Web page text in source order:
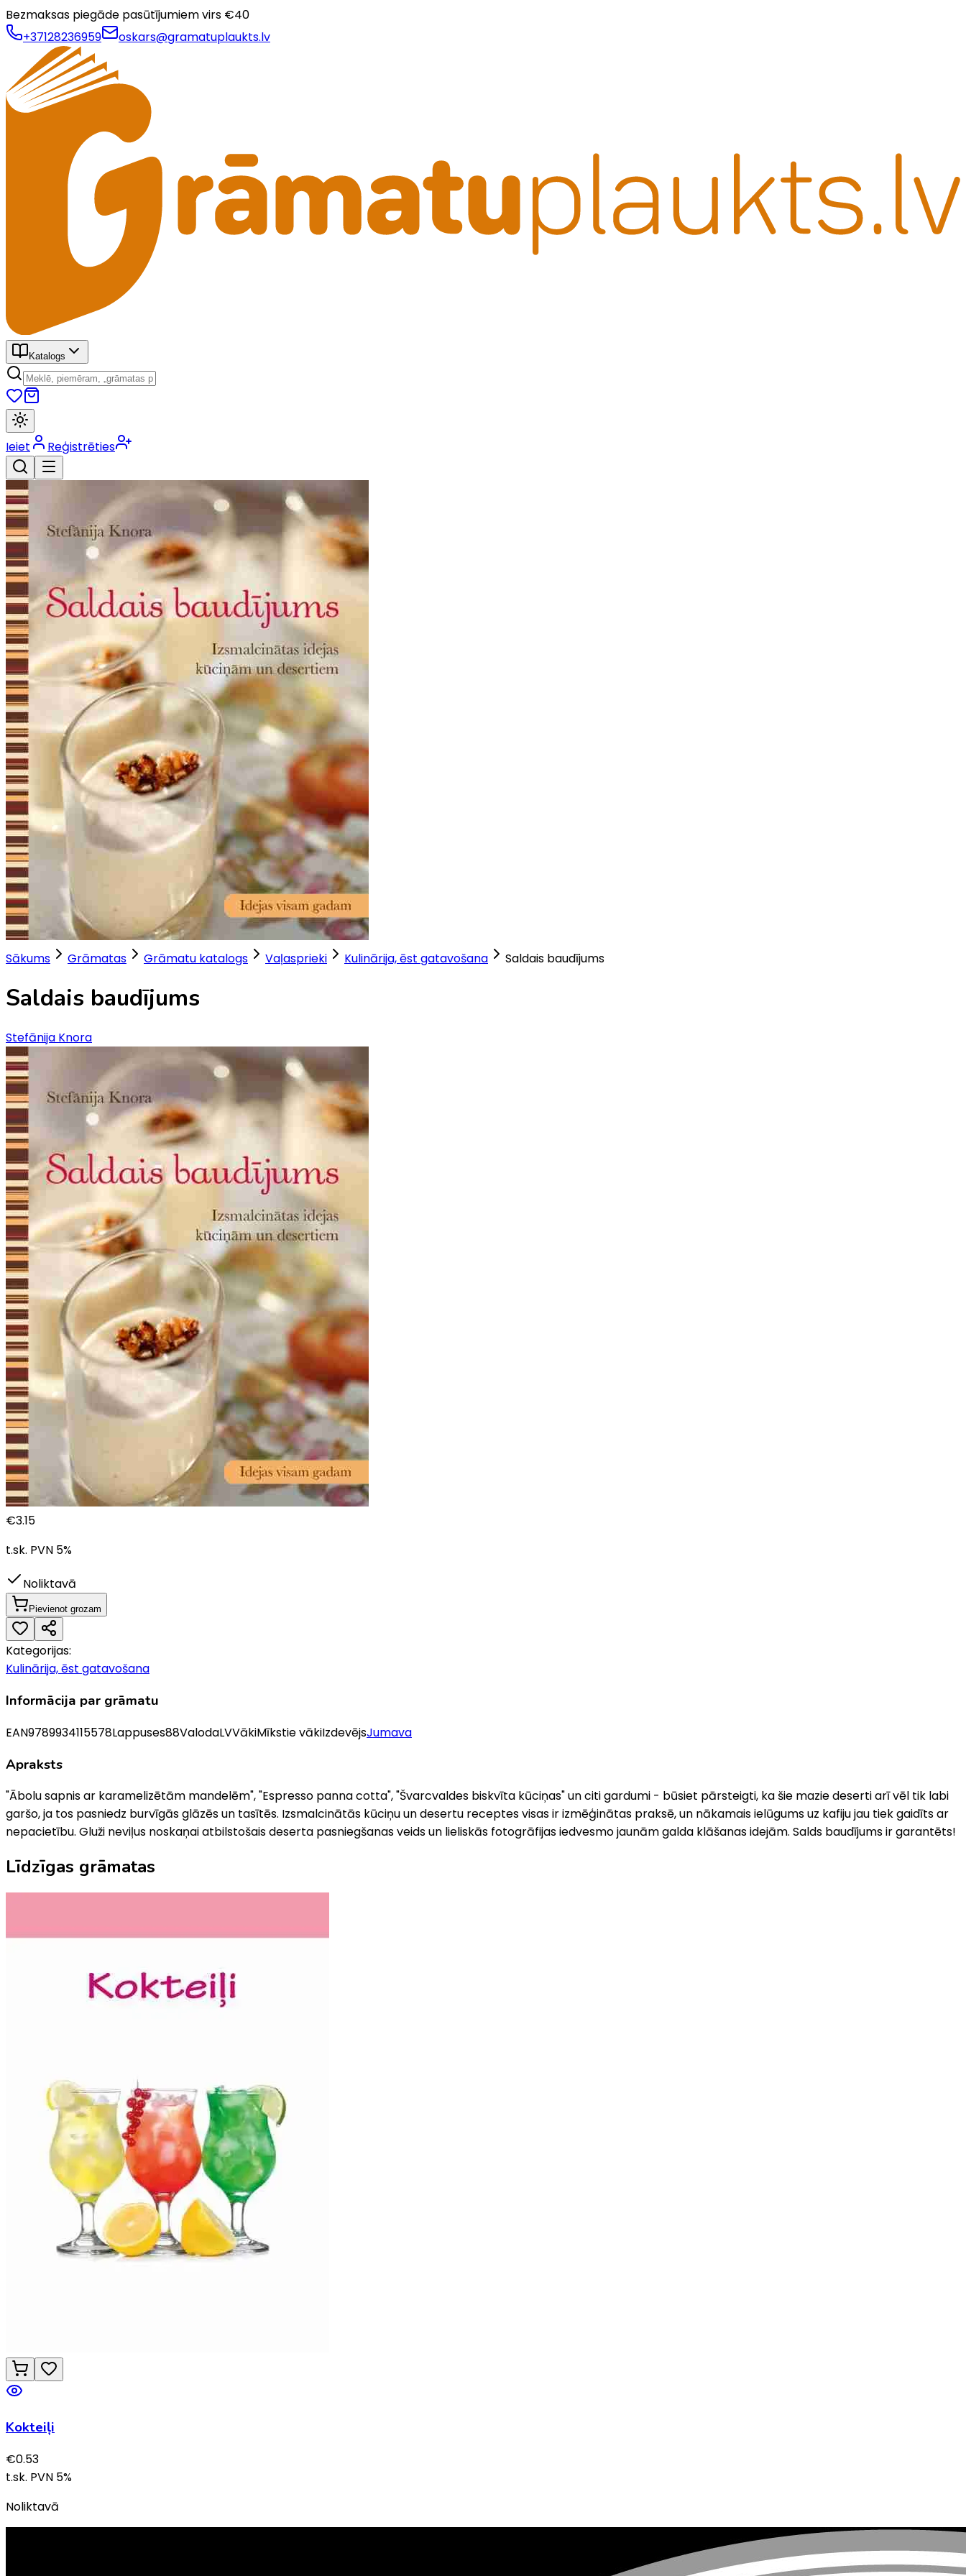
Bezmaksas piegāde pasūtījumiem virs €40
+37128236959
oskars@gramatuplaukts.lv
Katalogs
Ieiet Reģistrēties
Sākums Grāmatas Grāmatu katalogs Vaļasprieki Kulinārija, ēst gatavošana Saldais baudījums
Saldais baudījums
Stefānija Knora
€3.15
t.sk. PVN 5%
Noliktavā
Pievienot grozam
Kategorijas:
Kulinārija, ēst gatavošana
Informācija par grāmatu
EAN9789934115578Lappuses88ValodaLVVākiMīkstie vākiIzdevējsJumava
Apraksts
"Ābolu sapnis ar karamelizētām mandelēm", "Espresso panna cotta", "Švarcvaldes biskvīta kūciņas" un citi gardumi - būsiet pārsteigti, ka šie mazie deserti arī vēl tik labi
garšo, ja tos pasniedz burvīgās glāzēs un tasītēs. Izsmalcinātās kūciņu un desertu receptes visas ir izmēģinātas praksē, un nākamais ielūgums uz kafiju jau tiek gaidīts ar
nepacietību. Gluži neviļus noskaņai atbilstošais deserta pasniegšanas veids un lieliskās fotogrāfijas iedvesmo jaunām galda klāšanas idejām. Salds baudījums ir garantēts!
Līdzīgas grāmatas
Kokteiļi
€0.53
t.sk. PVN 5%
Noliktavā